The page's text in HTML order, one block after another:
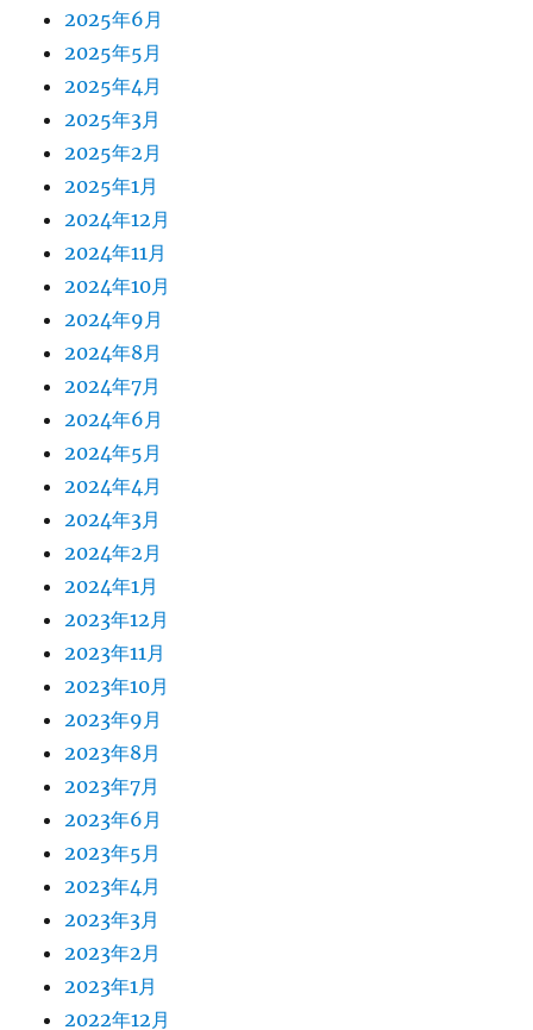
2025年6月
2025年5月
2025年4月
2025年3月
2025年2月
2025年1月
2024年12月
2024年11月
2024年10月
2024年9月
2024年8月
2024年7月
2024年6月
2024年5月
2024年4月
2024年3月
2024年2月
2024年1月
2023年12月
2023年11月
2023年10月
2023年9月
2023年8月
2023年7月
2023年6月
2023年5月
2023年4月
2023年3月
2023年2月
2023年1月
2022年12月